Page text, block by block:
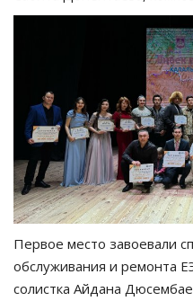
Первое место завоевали
обслуживания и ремонта
солистка Айдана